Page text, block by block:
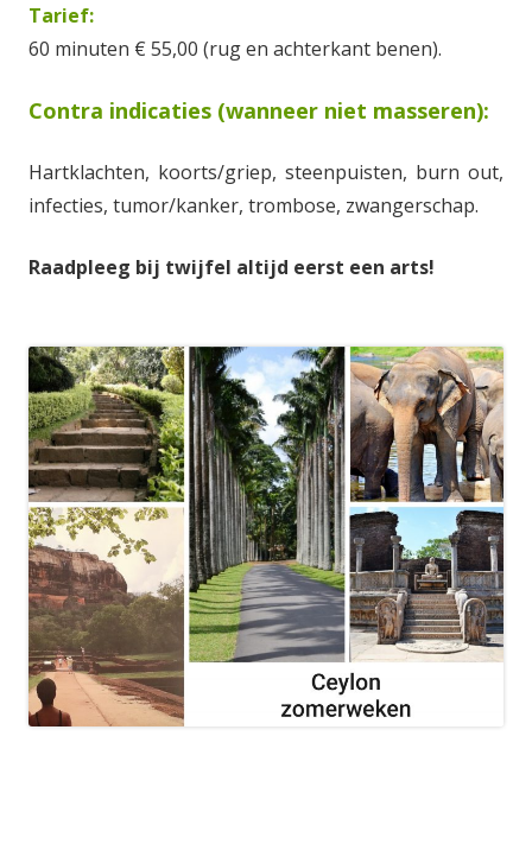
Tarief:
60 minuten € 55,00 (rug en achterkant benen).
Contra indicaties (wanneer niet masseren):
Hartklachten, koorts/griep, steenpuisten, burn out,
infecties, tumor/kanker, trombose, zwangerschap.
Raadpleeg bij twijfel altijd eerst een arts!